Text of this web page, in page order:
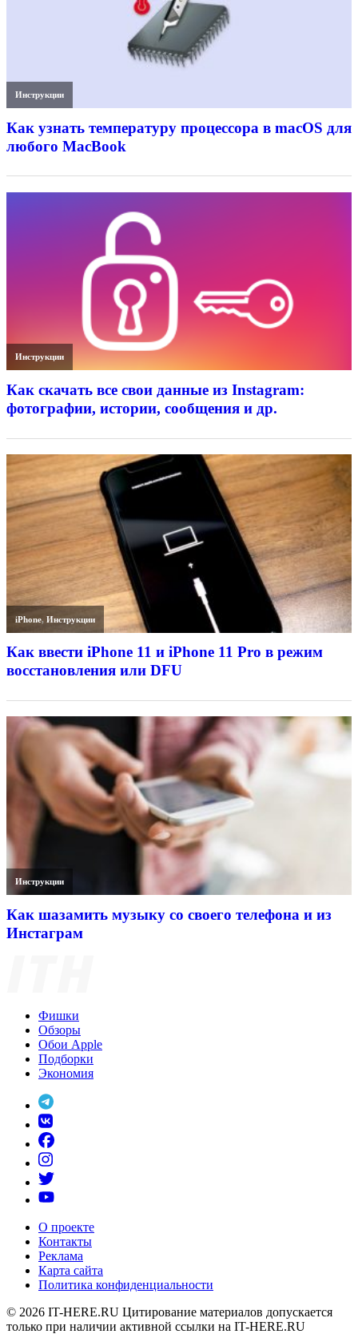
Инструкции
Как узнать температуру процессора в macOS для
любого MacBook
Инструкции
Как скачать все свои данные из Instagram:
фотографии, истории, сообщения и др.
iPhone,Инструкции
Как ввести iPhone 11 и iPhone 11 Pro в режим
восстановления или DFU
Инструкции
Как шазамить музыку со своего телефона и из
Инстаграм
Фишки
Обзоры
Обои Apple
Подборки
Экономия
О проекте
Контакты
Реклама
Карта сайта
Политика конфиденциальности
© 2026 IT-HERE.RU Цитирование материалов допускается
только при наличии активной ссылки на IT-HERE.RU